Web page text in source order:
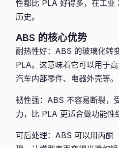
性都比 PLA 好得多，在工业
历史。
ABS 的核心优势
耐热性好：ABS 的玻璃化转
PLA。这意味着它可以用于
汽车内部零件、电器外壳等。
韧性强：ABS 不容易断裂，
力，比 PLA 更适合做功能性
可后处理：ABS 可以用丙酮